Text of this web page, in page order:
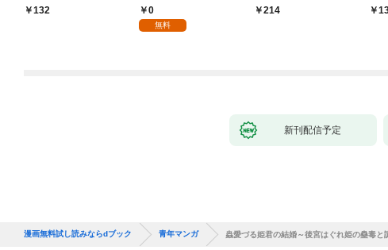
132
0
無料
214
新刊配信予定
漫画無料試し読みならdブック 青年マンガ 蟲愛づる姫君の結婚～後宮はぐれ姫の蠱毒と